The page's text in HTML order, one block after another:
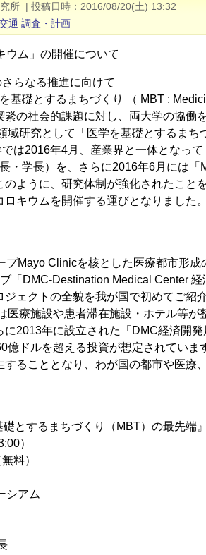
所 | 投稿日時
2016/08/20(土) 13:32
通 調査・計画
ウム」の開催について
らなる推進に向けて
基礎とするまちづくり （ MBT :
の社会的課題に対し、両大学の協働
研究として「医学を基礎とするまち
は2016年4月、産業界と一体となっ
・学長）を、さらに2016年6月には
ように、研究体制が強化されたこと
キウムを開催する運びとなりました
Mayo Clinicを核とした医療都市形成
「DMC-Destination Medical Center
ェクトの全貌を我が国で初めてご紹
療施設や患者滞在施設・ホテル等が
2013年に設立された「DMC経済開
ドルを超える投資が想定されていま
ることとなり、わが国の都市や医療
とするまちづくり（MBT）の最先端』
）
料）
シアム